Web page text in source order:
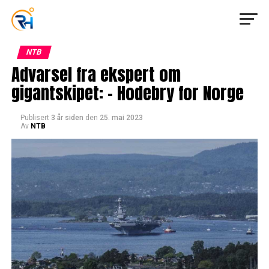
NTB
Advarsel fra ekspert om
gigantskipet: – Hodebry for Norge
Publisert 3 år siden den 25. mai 2023
Av NTB